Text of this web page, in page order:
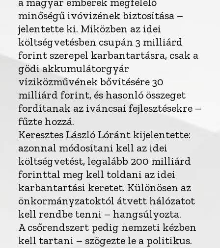
minőségű ivóvizének biztosítása –
jelentette ki. Miközben az idei
költségvetésben csupán 3 milliárd
forint szerepel karbantartásra, csak a
gödi akkumulátorgyár
víziközművének bővítésére 30
milliárd forint, és hasonló összeget
fordítanak az iváncsai fejlesztésekre –
fűzte hozzá.
Keresztes László Lóránt kijelentette:
azonnal módosítani kell az idei
költségvetést, legalább 200 milliárd
forinttal meg kell toldani az idei
karbantartási keretet. Különösen az
önkormányzatoktól átvett hálózatot
kell rendbe tenni – hangsúlyozta.
A csőrendszert pedig nemzeti kézben
kell tartani – szögezte le a politikus.